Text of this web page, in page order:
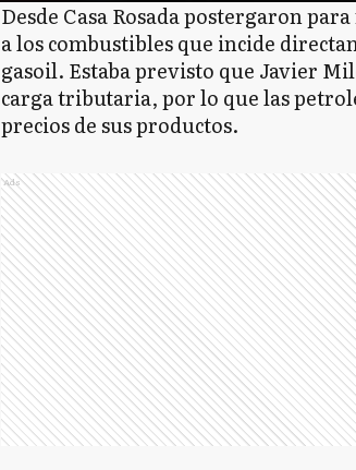
Desde Casa Rosada postergaron
a los combustibles que incide
gasoil. Estaba previsto que Javier
carga tributaria, por lo que las
precios de sus productos.
Ads